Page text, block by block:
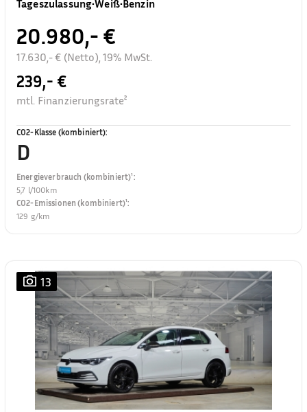
Tageszulassung•Weiß•Benzin
20.980,- €
17.630,- € (Netto), 19% MwSt.
239,- €
mtl. Finanzierungsrate²
CO2-Klasse (kombiniert):
D
Energieverbrauch (kombiniert)¹:
5,7 l/100km
CO2-Emissionen (kombiniert)¹:
129 g/km
13